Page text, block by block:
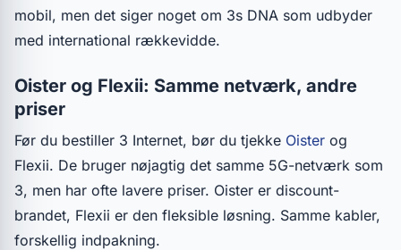
mobil, men det siger noget om 3s DNA som udbyder
med international rækkevidde.
Oister og Flexii: Samme netværk, andre
priser
Før du bestiller 3 Internet, bør du tjekke Oister og
Flexii. De bruger nøjagtig det samme 5G-netværk som
3, men har ofte lavere priser. Oister er discount-
brandet, Flexii er den fleksible løsning. Samme kabler,
forskellig indpakning.